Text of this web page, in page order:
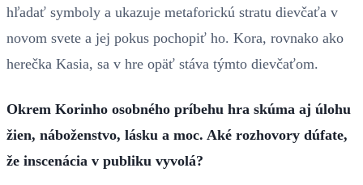
hľadať symboly a ukazuje metaforickú stratu dievčaťa v
novom svete a jej pokus pochopiť ho. Kora, rovnako ako
herečka Kasia, sa v hre opäť stáva týmto dievčaťom.
Okrem Korinho osobného príbehu hra skúma aj úlohu
žien, náboženstvo, lásku a moc. Aké rozhovory dúfate,
že inscenácia v publiku vyvolá?